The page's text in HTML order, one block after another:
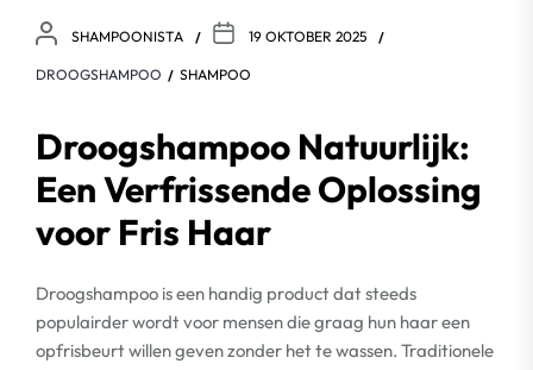
SHAMPOONISTA 19 OKTOBER 2025
DROOGSHAMPOO SHAMPOO
Droogshampoo Natuurlijk:
Een Verfrissende Oplossing
voor Fris Haar
Droogshampoo is een handig product dat steeds
populairder wordt voor mensen die graag hun haar een
opfrisbeurt willen geven zonder het te wassen. Traditionele